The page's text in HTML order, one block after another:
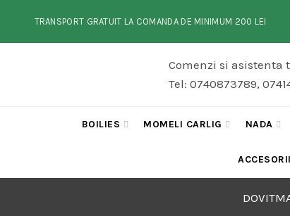
TRANSPORT GRATUIT LA COMANDA DE MINIMUM 200 LEI
Comenzi si asistenta
Tel: 0740873789,
BOILIES MOMELI CARLIG NADA